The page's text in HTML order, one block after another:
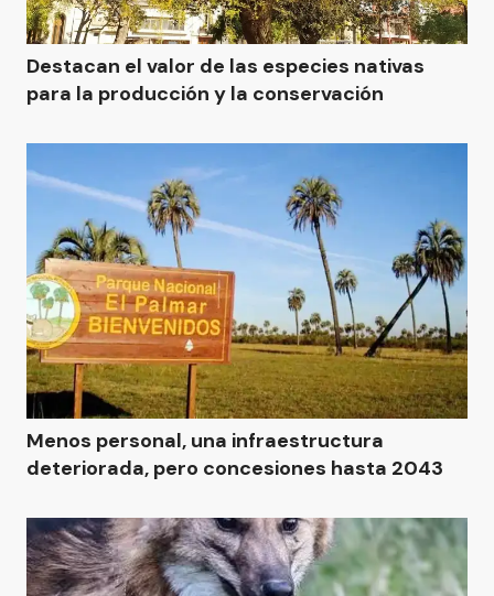
Destacan el valor de las especies nativas
para la producción y la conservación
Menos personal, una infraestructura
deteriorada, pero concesiones hasta 2043